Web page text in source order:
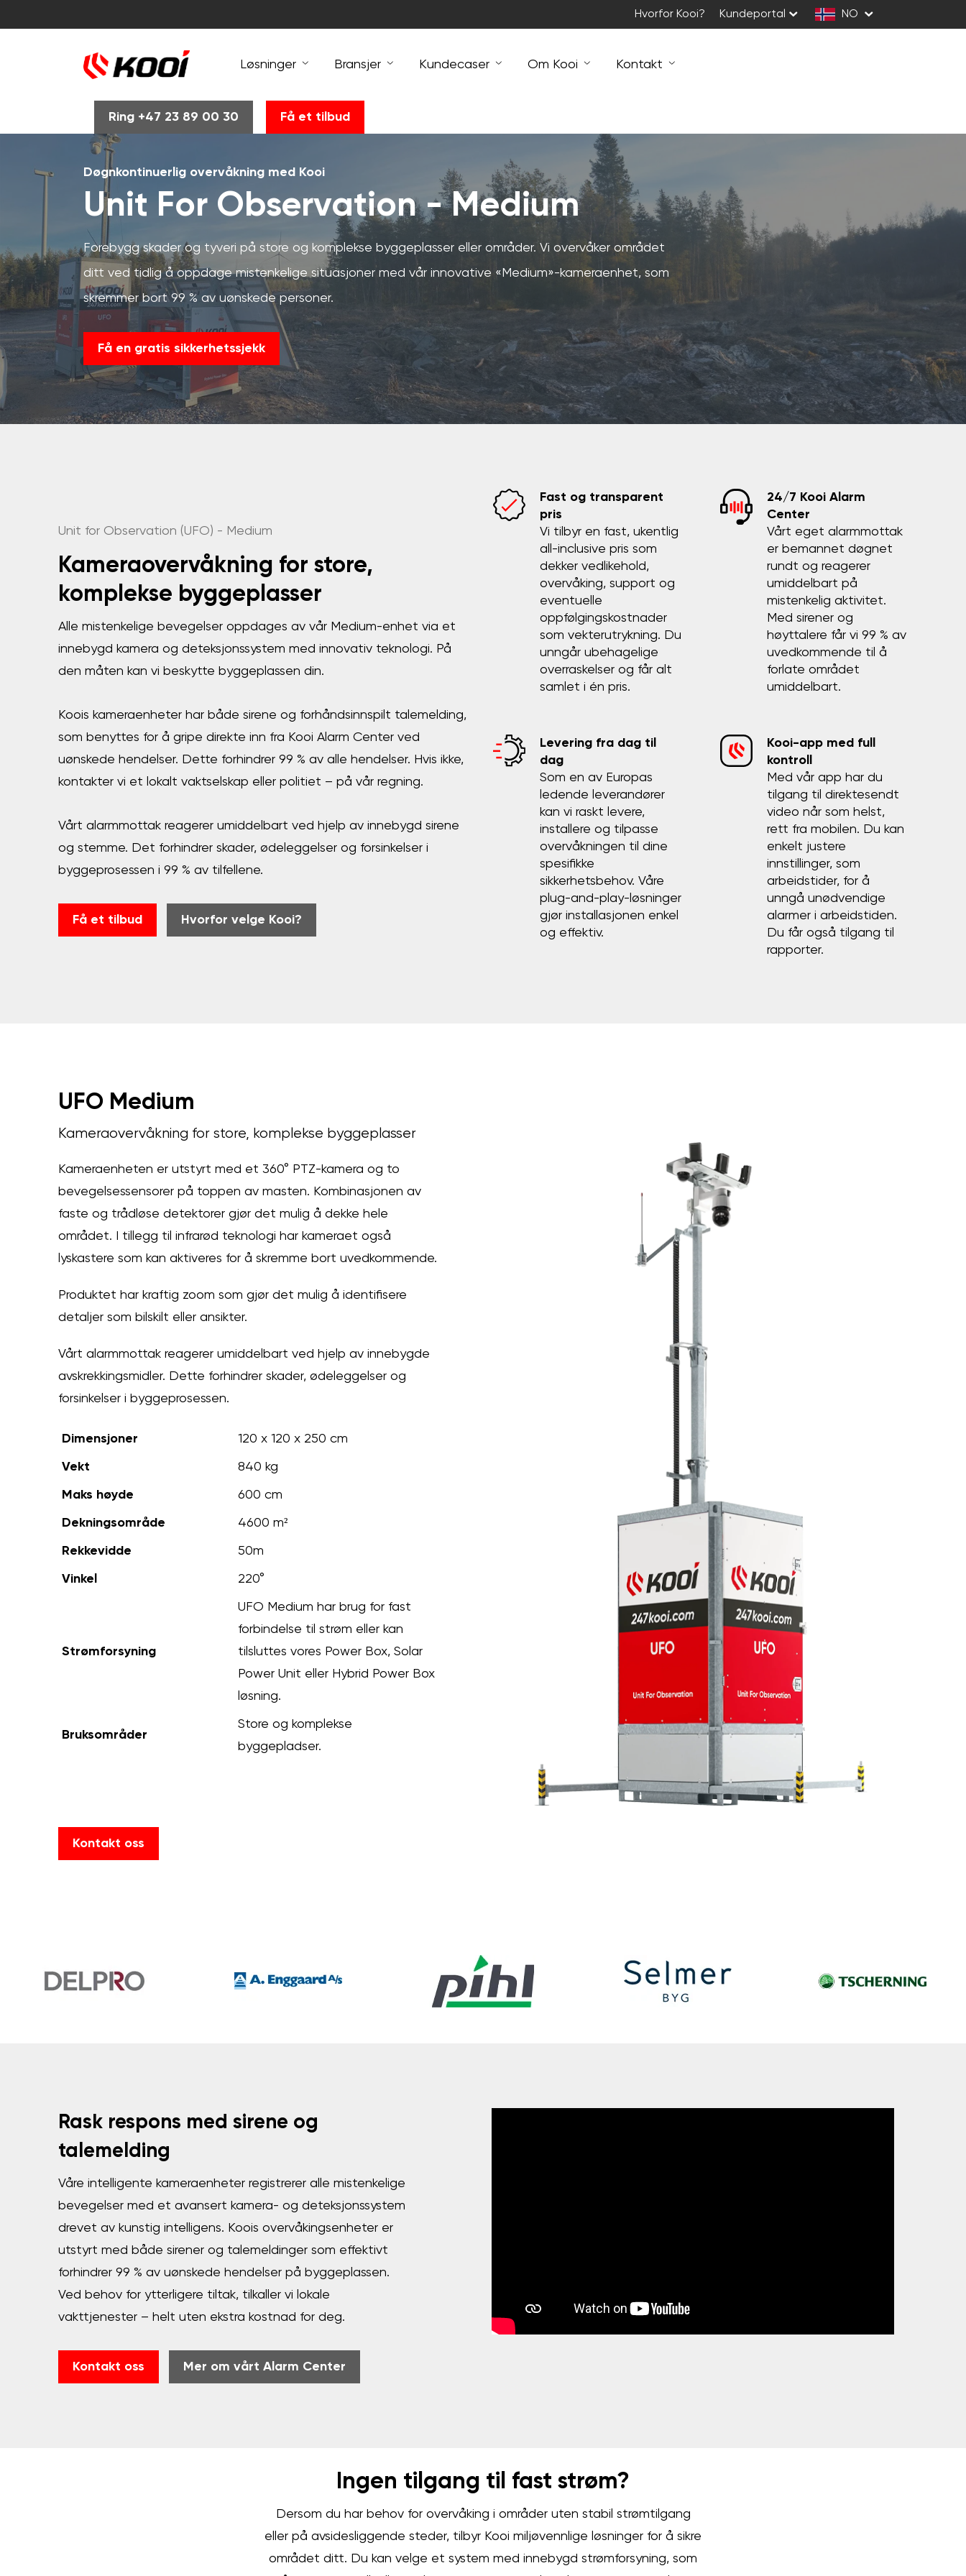
Hvorfor Kooi? Kundeportal NO
Ring +47 23 89 00 30 Få et tilbud
Løsninger Bransjer Kundecaser Om Kooi Kontakt
Døgnkontinuerlig overvåkning med Kooi
Unit For Observation - Medium
Forebygg skader og tyveri på store og komplekse byggeplasser eller områder. Vi overvåker området
ditt ved tidlig å oppdage mistenkelige situasjoner med vår innovative «Medium»-kameraenhet, som
skremmer bort 99 % av uønskede personer.
Få en gratis sikkerhetssjekk
Unit for Observation (UFO) - Medium
Kameraovervåkning for store,
komplekse byggeplasser
Alle mistenkelige bevegelser oppdages av vår Medium-enhet via et
innebygd kamera og deteksjonssystem med innovativ teknologi. På
den måten kan vi beskytte byggeplassen din.
Koois kameraenheter har både sirene og forhåndsinnspilt talemelding,
som benyttes for å gripe direkte inn fra Kooi Alarm Center ved
uønskede hendelser. Dette forhindrer 99 % av alle hendelser. Hvis ikke,
kontakter vi et lokalt vaktselskap eller politiet – på vår regning.
Vårt alarmmottak reagerer umiddelbart ved hjelp av innebygd sirene
og stemme. Det forhindrer skader, ødeleggelser og forsinkelser i
byggeprosessen i 99 % av tilfellene.
Få et tilbud Hvorfor velge Kooi?
Fast og transparent
pris
Vi tilbyr en fast, ukentlig
all-inclusive pris som
dekker vedlikehold,
overvåking, support og
eventuelle
oppfølgingskostnader
som vekterutrykning. Du
unngår ubehagelige
overraskelser og får alt
samlet i én pris.
24/7 Kooi Alarm
Center
Vårt eget alarmmottak
er bemannet døgnet
rundt og reagerer
umiddelbart på
mistenkelig aktivitet.
Med sirener og
høyttalere får vi 99 % av
uvedkommende til å
forlate området
umiddelbart.
Levering fra dag til
dag
Som en av Europas
ledende leverandører
kan vi raskt levere,
installere og tilpasse
overvåkningen til dine
spesifikke
sikkerhetsbehov. Våre
plug-and-play-løsninger
gjør installasjonen enkel
og effektiv.
Kooi-app med full
kontroll
Med vår app har du
tilgang til direktesendt
video når som helst,
rett fra mobilen. Du kan
enkelt justere
innstillinger, som
arbeidstider, for å
unngå unødvendige
alarmer i arbeidstiden.
Du får også tilgang til
rapporter.
UFO Medium
Kameraovervåkning for store, komplekse byggeplasser
Kameraenheten er utstyrt med et 360° PTZ-kamera og to
bevegelsessensorer på toppen av masten. Kombinasjonen av
faste og trådløse detektorer gjør det mulig å dekke hele
området. I tillegg til infrarød teknologi har kameraet også
lyskastere som kan aktiveres for å skremme bort uvedkommende.
Produktet har kraftig zoom som gjør det mulig å identifisere
detaljer som bilskilt eller ansikter.
Vårt alarmmottak reagerer umiddelbart ved hjelp av innebygde
avskrekkingsmidler. Dette forhindrer skader, ødeleggelser og
forsinkelser i byggeprosessen.
Dimensjoner 120 x 120 x 250 cm
Vekt 840 kg
Maks høyde 600 cm
Dekningsområde 4600 m²
Rekkevidde 50m
Vinkel 220°
Strømforsyning
UFO Medium har brug for fast
forbindelse til strøm eller kan
tilsluttes vores Power Box, Solar
Power Unit eller Hybrid Power Box
løsning.
Bruksområder
Store og komplekse
byggepladser.
Kontakt oss
Rask respons med sirene og
talemelding
Våre intelligente kameraenheter registrerer alle mistenkelige
bevegelser med et avansert kamera- og deteksjonssystem
drevet av kunstig intelligens. Koois overvåkingsenheter er
utstyrt med både sirener og talemeldinger som effektivt
forhindrer 99 % av uønskede hendelser på byggeplassen.
Ved behov for ytterligere tiltak, tilkaller vi lokale
vakttjenester – helt uten ekstra kostnad for deg.
Kontakt oss Mer om vårt Alarm Center
Ingen tilgang til fast strøm?
Dersom du har behov for overvåking i områder uten stabil strømtilgang
eller på avsidesliggende steder, tilbyr Kooi miljøvennlige løsninger for å sikre
området ditt. Du kan velge et system med innebygd strømforsyning, som